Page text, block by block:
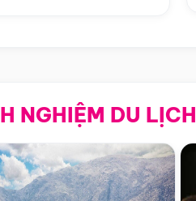
NGHIỆM DU LỊCH